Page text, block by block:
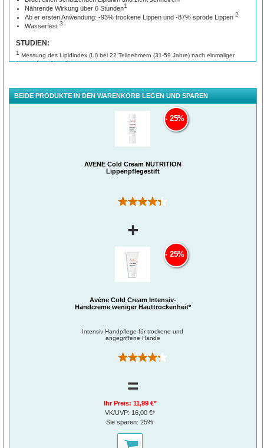
Nährende Wirkung über 6 Stunden1
Ab er ersten Anwendung: -93% trockene Lippen und -87% spröde Lippen 2
Wasserfest 3
STUDIEN:
1 Messung des Lipidindex (LI) bei 22 Teilnehmern (31-59 Jahre) nach einmaliger
Anwendung über 6h.
Interne Anwenderstudie zur Messung der Wasserfestigkeit bei 17 Teilnehmern (30-
48 Jahre) zum Zeitpunkt T0, T direkt nach der Anwendung und nach 2h Anwendung
RICINUS COMMUNIS (CASTOR) SEED OIL (RICINUS COMMUNIS SEED
CARTHAMUS TINCTORIUS (SAFFLOWER) SEED OIL (CATHAMUS
(CARNAUBA) WAX (COPERNICIA CERIFERA CERA). SIMMONDSIA
CHINENSIS (JOJOBA) SEED OIL (SIMMONDSIA CHINENSIS SEED OIL).
BEIDE PRODUKTE IN DEN WARENKORB LEGEN UND SPAREN
AVENE Cold Cream NUTRITION
Lippenpflegestift
(180)
25%
+
Avène Cold Cream Intensiv-
Handcreme weniger Hauttrockenheit*
Intensiv-Handpflege für trockene und
angegriffene Hände
(64)
25%
=
Ihr Preis: 11,99 €*
VK/UVP: 16,00 €*
Sie sparen:25%